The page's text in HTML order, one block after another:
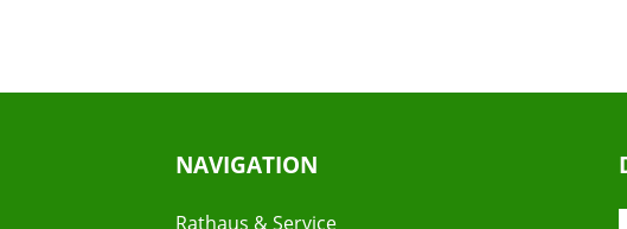
NAVIGATION
Rathaus & Service